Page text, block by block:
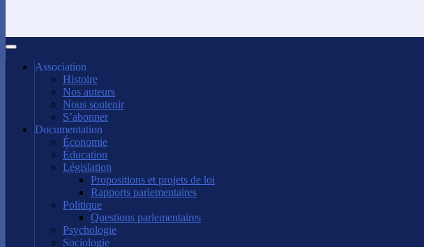
Association
Histoire
Nos auteurs
Nous soutenir
S’abonner
Documentation
Économie
Éducation
Législation
Propositions et projets de loi
Rapports parlementaires
Politique
Questions parlementaires
Psychologie
Sociologie